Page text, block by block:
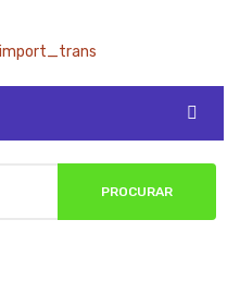
PROCURAR